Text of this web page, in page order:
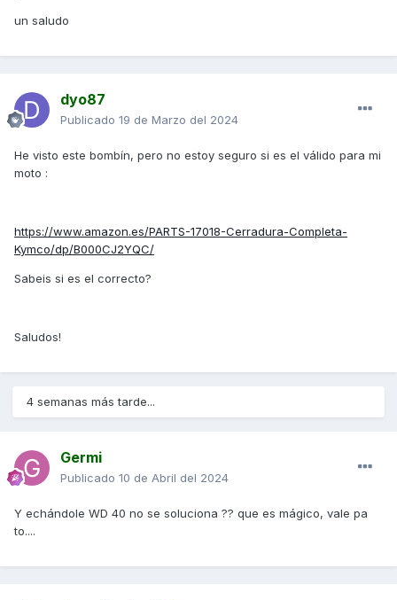
un saludo
dyo87
Publicado 19 de Marzo del 2024
He visto este bombín, pero no estoy seguro si es el válido para mi
moto :
https://www.amazon.es/PARTS-17018-Cerradura-Completa-
Kymco/dp/B000CJ2YQC/
Sabeis si es el correcto?
Saludos!
4 semanas más tarde...
Germi
Publicado 10 de Abril del 2024
Y echándole WD 40 no se soluciona ?? que es mágico, vale pa
to....